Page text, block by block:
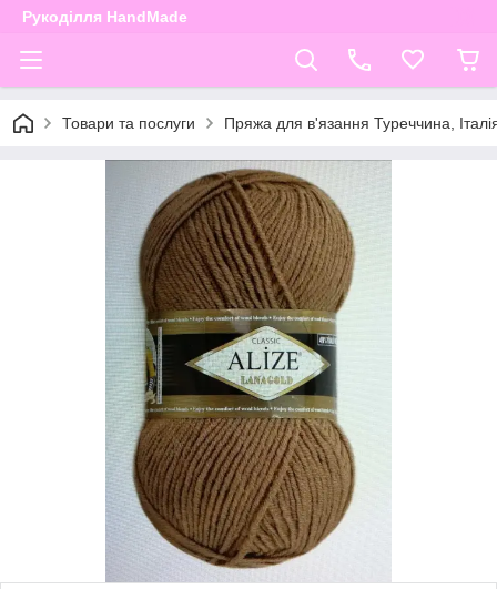
Рукоділля HandMade
Товари та послуги Пряжа для в'язання Туреччина,